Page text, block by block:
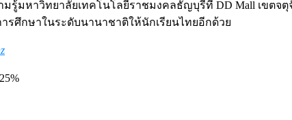
มหาวิทยาลัยเทคโนโลยีราชมงคลธัญบุรีที่ DD Mall เขตจตุ
รศึกษาในระดับนานาชาติให้นักเรียนไทยอีกด้วย